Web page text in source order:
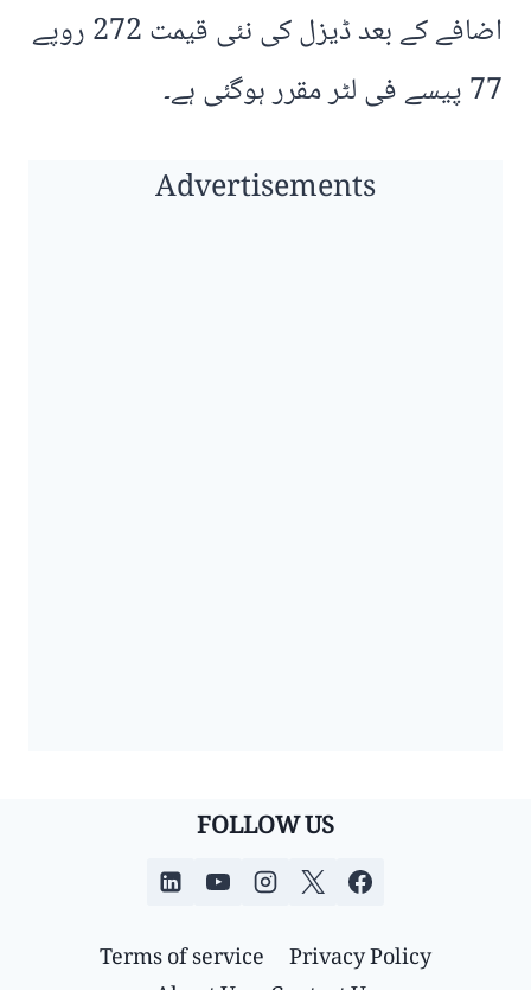
اضافے کے بعد ڈیزل کی نئی قیمت 272 روپے
77 پیسے فی لٹر مقرر ہوگئی ہے۔
Advertisements
FOLLOW US
Privacy Policy
Terms of service